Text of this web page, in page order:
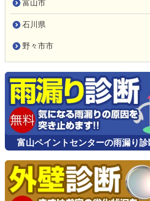
富山市
石川県
野々市市
富山ペイントセンターの雨漏り診